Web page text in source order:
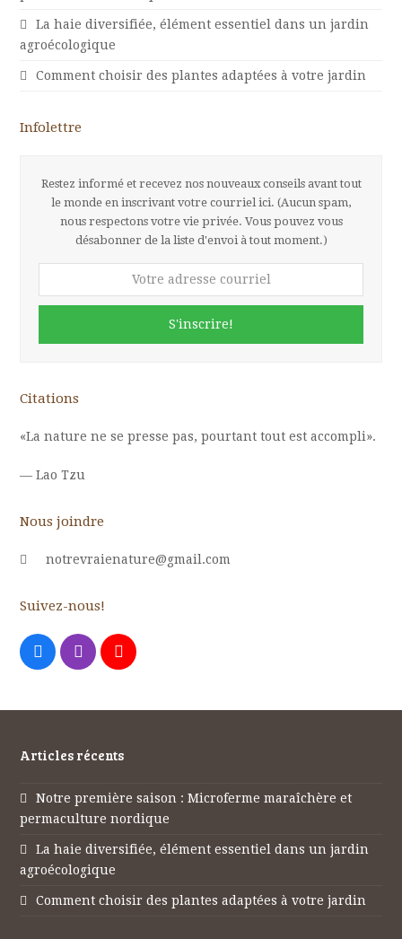
La haie diversifiée, élément essentiel dans un jardin
agroécologique
Comment choisir des plantes adaptées à votre jardin
Infolettre
Restez informé et recevez nos nouveaux conseils avant tout
le monde en inscrivant votre courriel ici. (Aucun spam,
nous respectons votre vie privée. Vous pouvez vous
désabonner de la liste d'envoi à tout moment.)
adresse
S'inscrire!
Citations
«La nature ne se presse pas, pourtant tout est accompli».
—Lao Tzu
Nous joindre
notrevraienature@gmail.com
Suivez-nous!
FacebookInstagram
Youtube
Articles récents
Notre première saison : Microferme maraîchère et
permaculture nordique
La haie diversifiée, élément essentiel dans un jardin
agroécologique
Comment choisir des plantes adaptées à votre jardin